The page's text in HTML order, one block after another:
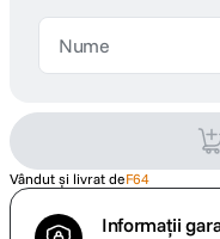
Vândut și livrat deF64
Informații